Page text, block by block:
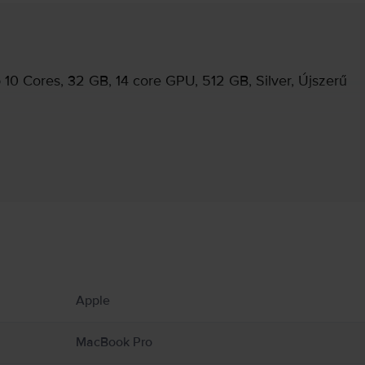
Cores, 32 GB, 14 core GPU, 512 GB, Silver, Újszerű
vagy kandallóknak, ahol a hőmérséklet meghaladhatja a 100°C-ot. Tartsd
ot a nedvességtől, párától vagy időjárási viszonyoktól, mint eső, hó és köd.
kibocsátó alkatrészeket és antennákat tartalmaz, amik zavarhatják az orvosi
Apple
MacBook Pro